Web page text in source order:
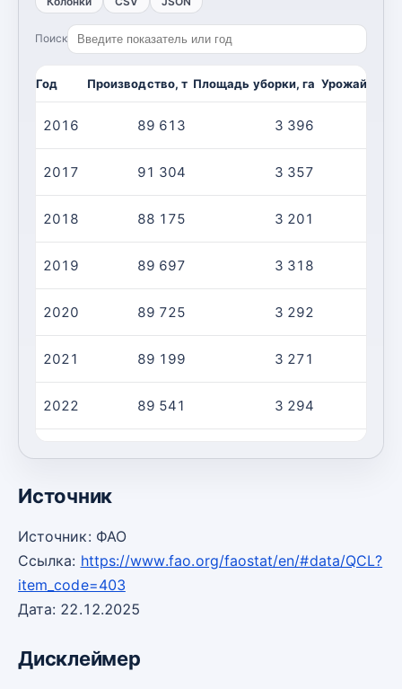
Поиск
Год Производство, т Площадь уборки, га
2016 89 613 3 396
2017 91 304 3 357
2018 88 175 3 201
2019 89 697 3 318
2020 89 725 3 292
2021 89 199 3 271
2022 89 541 3 294
Источник
Источник: ФАО
Ссылка: https://www.fao.org/faostat/en/#data/QCL?
item_code=403
Дата: 22.12.2025
Дисклеймер